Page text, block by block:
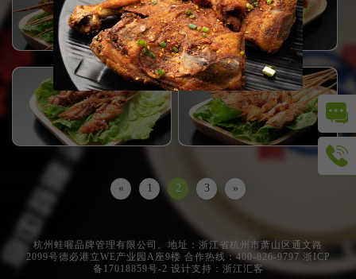
« 1 2 3 »
杭州蛙喔品牌管理有限公司。地址：浙江省杭州市萧山区通文路
2099号德必港立WE产业园A座9楼 合作热线：400-826-9797 浙ICP
备17018859号-2 设计支持：浙江汇客